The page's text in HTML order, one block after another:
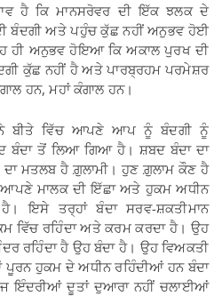
ਹੈ ਕਿ ਮਾਨਸਰੋਵਰ ਦੀ ਇੱਕ ਝਲਕ ਦੇ
ਬੰਦਗੀ ਅਤੇ ਪਹੁੰਚ ਕੁੱਛ ਨਹੀਂ ਅਨੁਭਵ ਹੋਈ
ਹੀ ਅਨੁਭਵ ਹੋਇਆ ਕਿ ਅਕਾਲ ਪੁਰਖ ਦੀ
ਕੁੱਛ ਨਹੀਂ ਹੈ ਅਤੇ ਪਾਰਬ੍ਰਹਮ ਪਰਮੇਸ਼ਰ
ਹਨ, ਮਹਾਂ ਕੰਗਾਲ ਹਨ।
ਨੇ ਬੀਤੇ ਵਿੱਚ ਆਪਣੇ ਆਪ ਨੂੰ ਬੰਦਗੀ ਨੂੰ
ਬੰਦਾ ਤੋਂ ਲਿਆ ਗਿਆ ਹੈ। ਸ਼ਬਦ ਬੰਦਾ ਦਾ
ਮਤਲਬ ਹੈ ਗ਼ੁਲਾਮੀ। ਹੁਣ ਗ਼ੁਲਾਮ ਕੌਣ ਹੈ
ਮਾਲਕ ਦੀ ਇੱਛਾ ਅਤੇ ਹੁਕਮ ਅਧੀਨ
ਇਸੇ ਤਰ੍ਹਾਂ ਬੰਦਾ ਸਰਵ-ਸ਼ਕਤੀਮਾਨ
ਵਿੱਚ ਰਹਿੰਦਾ ਅਤੇ ਕਰਮ ਕਰਦਾ ਹੈ। ਉਹ
ਰਹਿੰਦਾ ਹੈ ਉਹ ਬੰਦਾ ਹੈ। ਉਹ ਵਿਅਕਤੀ
ਹੁਕਮ ਦੇ ਅਧੀਨ ਰਹਿੰਦੀਆਂ ਹਨ ਬੰਦਾ
ਇੰਦਰੀਆਂ ਦੂਤਾਂ ਦੁਆਰਾ ਨਹੀਂ ਚਲਾਈਆਂ